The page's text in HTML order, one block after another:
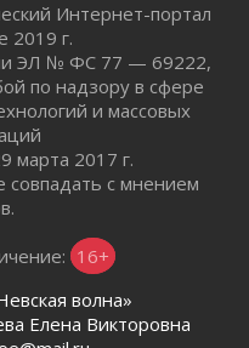
к 150-
Интернет-портал
2019 г.
ЭЛ № ФС 77 — 69222,
по надзору в сфере
и массовых
марта 2017 г.
с мнением
16+
волна»
Елена Викторовна